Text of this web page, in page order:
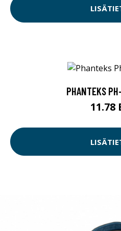
PHANTEKS
11.78